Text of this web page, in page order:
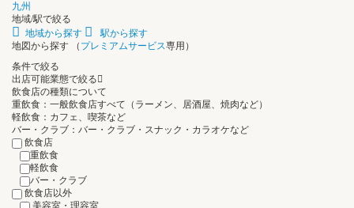
九州
地域/駅で絞る
地域から探す
駅から探す
地図から探す
（ プレミアムサービス専用）
条件で絞る
出店可能業態で絞る
飲食店の種類について
重飲食：一般飲食店すべて（ラーメン、居酒屋、焼肉など）
軽飲食：カフェ、喫茶など
バー・クラブ：バー・クラブ・スナック・カラオケなど
飲食店
重飲食
軽飲食
バー・クラブ
飲食店以外
美容室・理容室